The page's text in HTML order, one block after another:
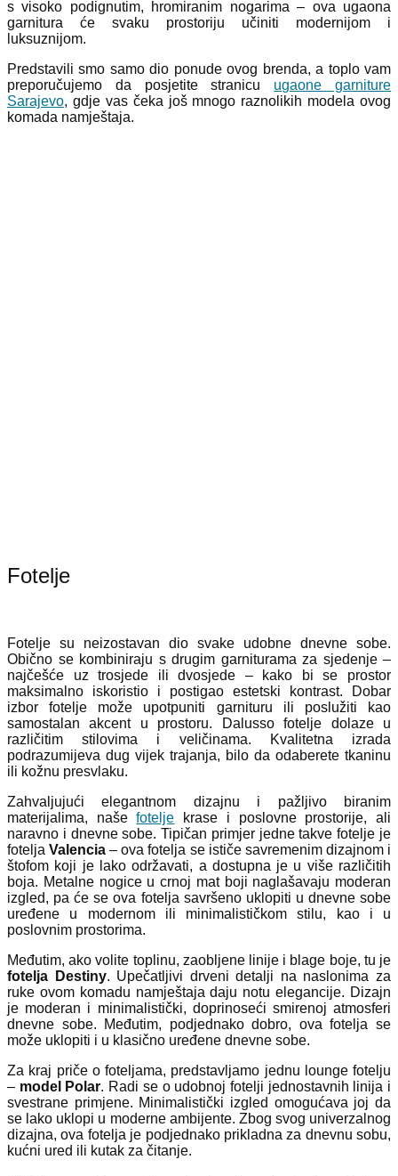
s visoko podignutim, hromiranim nogarima – ova ugaona
garnitura će svaku prostoriju učiniti modernijom i
luksuznijom.
Predstavili smo samo dio ponude ovog brenda, a toplo vam
preporučujemo da posjetite stranicu ugaone garniture
Sarajevo, gdje vas čeka još mnogo raznolikih modela ovog
komada namještaja.
Fotelje
Fotelje su neizostavan dio svake udobne dnevne sobe.
Obično se kombiniraju s drugim garniturama za sjedenje –
najčešće uz trosjede ili dvosjede – kako bi se prostor
maksimalno iskoristio i postigao estetski kontrast. Dobar
izbor fotelje može upotpuniti garnituru ili poslužiti kao
samostalan akcent u prostoru. Dalusso fotelje dolaze u
različitim stilovima i veličinama. Kvalitetna izrada
podrazumijeva dug vijek trajanja, bilo da odaberete tkaninu
ili kožnu presvlaku.
Zahvaljujući elegantnom dizajnu i pažljivo biranim
materijalima, našefotelje krase i poslovne prostorije, ali
naravno i dnevne sobe. Tipičan primjer jedne takve fotelje je
foteljaValencia – ova fotelja se ističe savremenim dizajnom i
štofom koji je lako održavati, a dostupna je u više različitih
boja. Metalne nogice u crnoj mat boji naglašavaju moderan
izgled, pa će se ova fotelja savršeno uklopiti u dnevne sobe
uređene u modernom ili minimalističkom stilu, kao i u
poslovnim prostorima.
Međutim, ako volite toplinu, zaobljene linije i blage boje, tu je
fotelja Destiny. Upečatljivi drveni detalji na naslonima za
ruke ovom komadu namještaja daju notu elegancije. Dizajn
je moderan i minimalistički, doprinoseći smirenoj atmosferi
dnevne sobe. Međutim, podjednako dobro, ova fotelja se
može uklopiti i u klasično uređene dnevne sobe.
Za kraj priče o foteljama, predstavljamo jednu lounge fotelju
– model Polar. Radi se o udobnoj fotelji jednostavnih linija i
svestrane primjene. Minimalistički izgled omogućava joj da
se lako uklopi u moderne ambijente. Zbog svog univerzalnog
dizajna, ova fotelja je podjednako prikladna za dnevnu sobu,
kućni ured ili kutak za čitanje.